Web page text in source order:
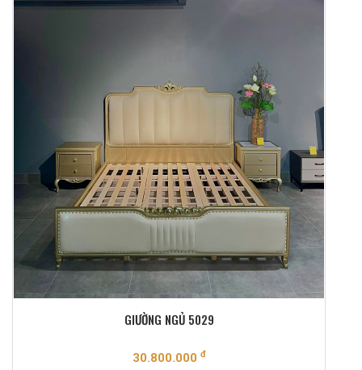
GIƯỜNG NGỦ 5029
30.800.000 đ